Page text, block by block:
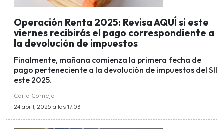
Operación Renta 2025: Revisa AQUÍ si este
viernes recibirás el pago correspondiente a
la devolución de impuestos
Finalmente, mañana comienza la primera fecha de
pago perteneciente a la devolución de impuestos del SII
este 2025.
Carla Cornejo
24 abril, 2025 a las 17:03